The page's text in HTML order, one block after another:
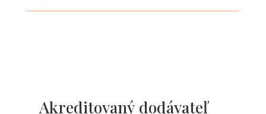
Akreditovaný dodávateľ